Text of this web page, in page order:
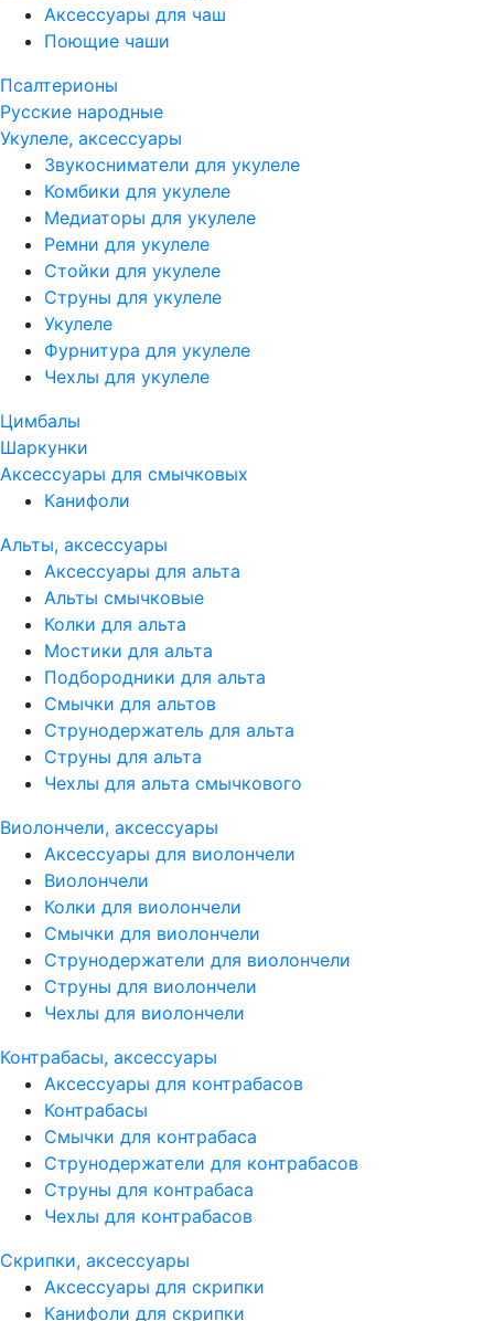
Аксессуары для чаш
Поющие чаши
Псалтерионы
Русские народные
Укулеле, аксессуары
Звукосниматели для укулеле
Комбики для укулеле
Медиаторы для укулеле
Ремни для укулеле
Стойки для укулеле
Струны для укулеле
Укулеле
Фурнитура для укулеле
Чехлы для укулеле
Цимбалы
Шаркунки
Аксессуары для смычковых
Канифоли
Альты, аксессуары
Аксессуары для альта
Альты смычковые
Колки для альта
Мостики для альта
Подбородники для альта
Смычки для альтов
Струнодержатель для альта
Струны для альта
Чехлы для альта смычкового
Виолончели, аксессуары
Аксессуары для виолончели
Виолончели
Колки для виолончели
Смычки для виолончели
Струнодержатели для виолончели
Струны для виолончели
Чехлы для виолончели
Контрабасы, аксессуары
Аксессуары для контрабасов
Контрабасы
Смычки для контрабаса
Струнодержатели для контрабасов
Струны для контрабаса
Чехлы для контрабасов
Скрипки, аксессуары
Аксессуары для скрипки
Канифоли для скрипки